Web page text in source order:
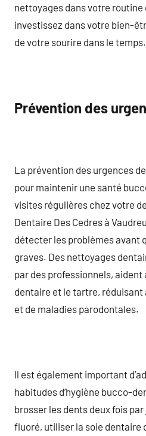
nettoyages dans votre routine
investissez dans votre bien-
de votre sourire dans le temps.
Prévention des
La prévention des urgences
pour maintenir une santé
visites régulières chez votre
Dentaire Des Cedres à
détecter les problèmes avant
graves. Des nettoyages
par des professionnels, aident
dentaire et le tartre, réduisant
et de maladies parodontales.
Il est également important
habitudes d’hygiène bucco-
brosser les dents deux fois
fluoré, utiliser la soie dentaire